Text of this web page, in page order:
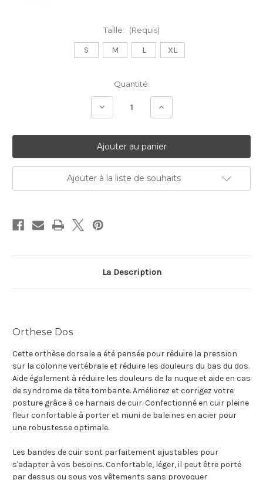
Taille: (Requis)
S M L XL
Quantité:
Diminuer Augmenter
Ajouter à la liste de souhaits
La Description
Orthese Dos
Cette orthèse dorsale a été pensée pour réduire la pression
sur la colonne vertébrale et réduire les douleurs du bas du dos.
Aide également à réduire les douleurs de la nuque et aide en cas
de syndrome de tête tombante. Améliorez et corrigez votre
posture grâce à ce harnais de cuir. Confectionné en cuir pleine
fleur confortable à porter et muni de baleines en acier pour
une robustesse optimale.
Les bandes de cuir sont parfaitement ajustables pour
s'adapter à vos besoins. Confortable, léger, il peut être porté
par dessus ou sous vos vêtements sans provoquer